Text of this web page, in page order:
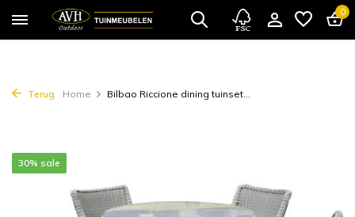
0
Terug Home Bilbao Riccione dining tuinset...
30% sale